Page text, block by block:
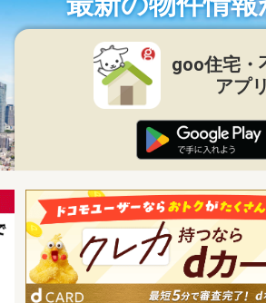
goo住宅・
アプリ